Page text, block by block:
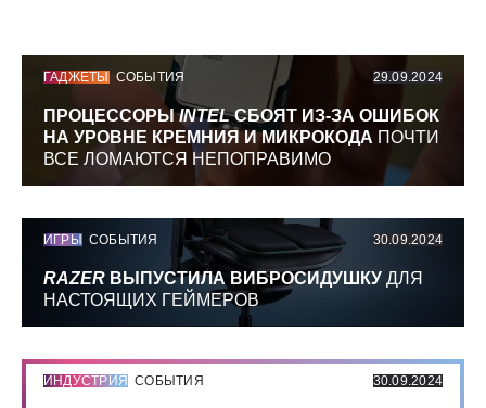
ГАДЖЕТЫ СОБЫТИЯ 29.09.2024
ПРОЦЕССОРЫINTELСБОЯТ ИЗ-ЗА ОШИБОК
НА УРОВНЕ КРЕМНИЯ И МИКРОКОДА ПОЧТИ
ВСЕ ЛОМАЮТСЯ НЕПОПРАВИМО
ИГРЫ СОБЫТИЯ 30.09.2024
RAZER ВЫПУСТИЛА ВИБРОСИДУШКУ ДЛЯ
НАСТОЯЩИХ ГЕЙМЕРОВ
ИНДУСТРИЯ СОБЫТИЯ 30.09.2024